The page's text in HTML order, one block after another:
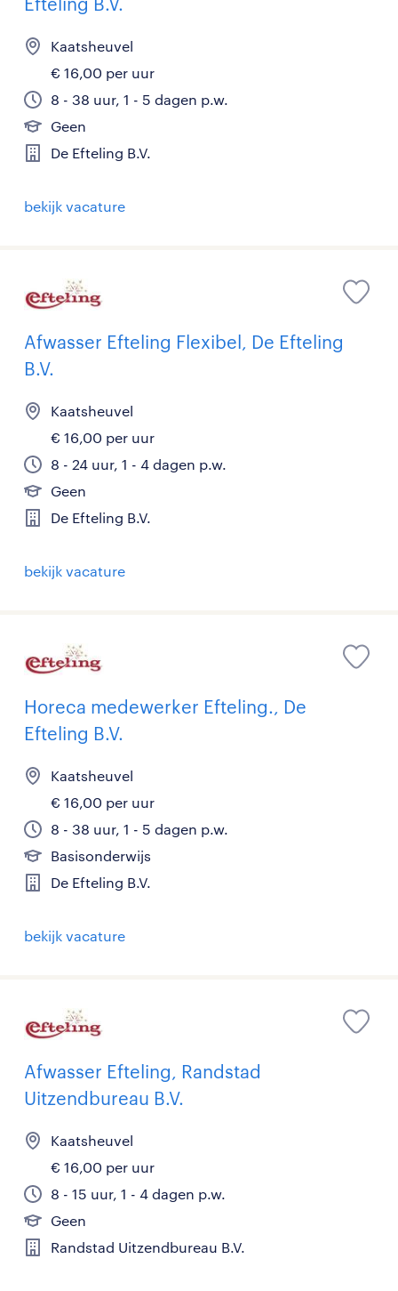
Kaatsheuvel
€ 16,00 per uur
8 - 38 uur, 1 - 5 dagen p.w.
Geen
De Efteling B.V.
bekijk vacature
Afwasser Efteling Flexibel, De Efteling
B.V.
Kaatsheuvel
€ 16,00 per uur
8 - 24 uur, 1 - 4 dagen p.w.
Geen
De Efteling B.V.
bekijk vacature
Horeca medewerker Efteling., De
Efteling B.V.
Kaatsheuvel
€ 16,00 per uur
8 - 38 uur, 1 - 5 dagen p.w.
Basisonderwijs
De Efteling B.V.
bekijk vacature
Afwasser Efteling, Randstad
Uitzendbureau B.V.
Kaatsheuvel
€ 16,00 per uur
8 - 15 uur, 1 - 4 dagen p.w.
Geen
Randstad Uitzendbureau B.V.